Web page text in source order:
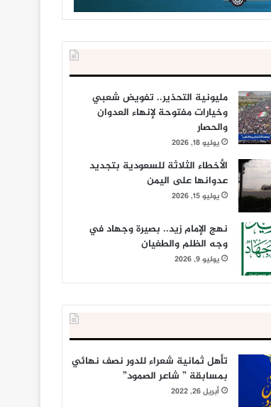
مليونية التحذير.. تفويض شعبي
وخيارات مفتوحة لإنهاء العدوان
والحصار
يوليو 18, 2026
الأخطاء الثلاثة للسعودية بتجديد
عدوانها على اليمن
يوليو 15, 2026
نهج الإمام زيد.. بصيرة وجهاد في
وجه الظلم والطغيان
يوليو 9, 2026
تأهل ثمانية شعراء للدور نصف نهائي
بمسابقة ” شاعر الصمود”
أبريل 26, 2022